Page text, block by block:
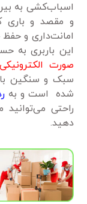
اسباب‌کشی به
و مقصد و باری
امانت‌داری و
این باربری به
صورت الکترونیکی
سبک و سنگین با
شده است و به
راحتی
دهید.